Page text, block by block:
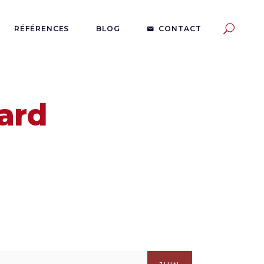
RÉFÉRENCES BLOG CONTACT